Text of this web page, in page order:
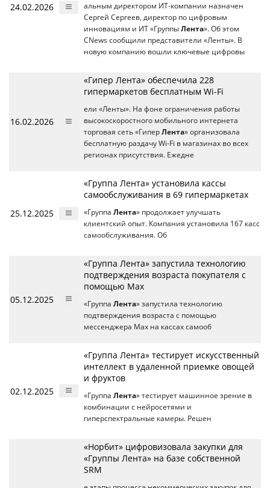
24.02.2026
альным директором ИТ-компании назначен
Сергей Сергеев, директор по цифровым
инновациям и ИТ «Группы Лента». Об этом
CNews сообщили представители «Ленты». В
новую компанию вошли ключевые цифровы
16.02.2026
«Гипер Лента» обеспечила 228
гипермаркетов бесплатным Wi-Fi
ели «Ленты». На фоне ограничения работы
высокоскоростного мобильного интернета
торговая сеть «Гипер Лента» организовала
бесплатную раздачу Wi-Fi в магазинах во всех
регионах присутствия. Ежедне
25.12.2025
«Группа Лента» установила кассы
самообслуживания в 69 гипермаркетах
«Группа Лента» продолжает улучшать
клиентский опыт. Компания установила 167 касс
самообслуживания. Об
05.12.2025
«Группа Лента» запустила технологию
подтверждения возраста покупателя с
помощью Max
«Группа Лента» запустила технологию
подтверждения возраста с помощью
мессенджера Max на кассах самооб
02.12.2025
«Группа Лента» тестирует искусственный
интеллект в удаленной приемке овощей
и фруктов
«Группа Лента» тестирует машинное зрение в
комбинации с нейросетями и
гиперспектральные камеры. Решен
«Норбит» цифровизовала закупки для
«Группы Лента» на базе собственной
SRM